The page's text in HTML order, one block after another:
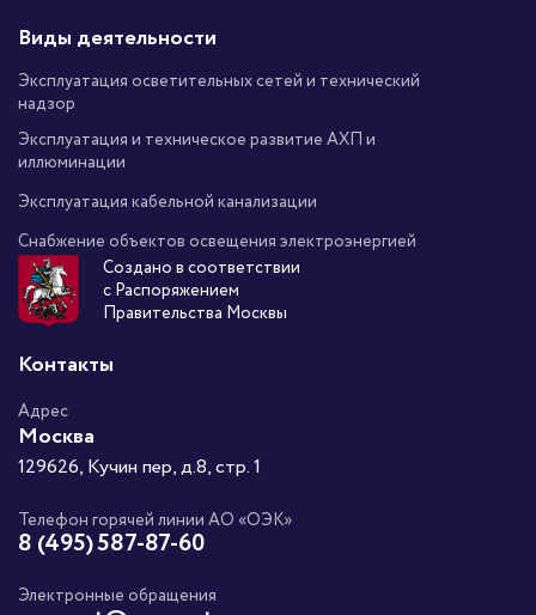
Виды деятельности
Эксплуатация осветительных сетей и технический
надзор
Эксплуатация и техническое развитие АХП и
иллюминации
Эксплуатация кабельной канализации
Снабжение объектов освещения электроэнергией
Создано в соответствии
с Распоряжением
Правительства Москвы
Контакты
Адрес
Москва
129626, Кучин пер, д.8, стр. 1
Телефон горячей линии АО «ОЭК»
8 (495) 587-87-60
Электронные обращения